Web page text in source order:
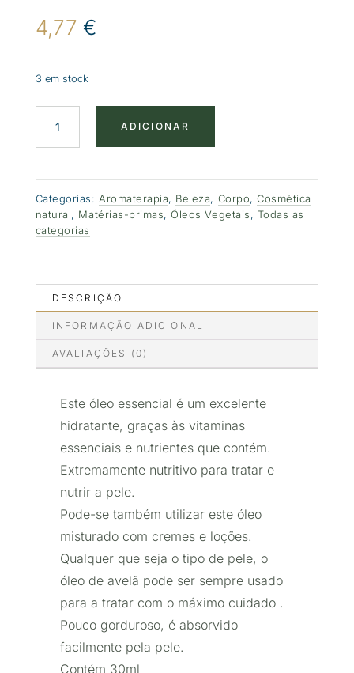
4,77 €
3 em stock
Óleo
Avelã
ADICIONAR
Categorias: Aromaterapia, Beleza, Corpo,Cosmética
natural, Matérias-primas,Óleos Vegetais, Todas as
categorias
DESCRIÇÃO
INFORMAÇÃO ADICIONAL
AVALIAÇÕES (0)
Este óleo essencial é um excelente
hidratante, graças às vitaminas
essenciais e nutrientes que contém.
Extremamente nutritivo para tratar e
nutrir a pele.
Pode-se também utilizar este óleo
misturado com cremes e loções.
Qualquer que seja o tipo de pele, o
óleo de avelã pode ser sempre usado ​​
para a tratar com o máximo cuidado .
Pouco gorduroso, é absorvido
facilmente pela pele.
Contém 30ml